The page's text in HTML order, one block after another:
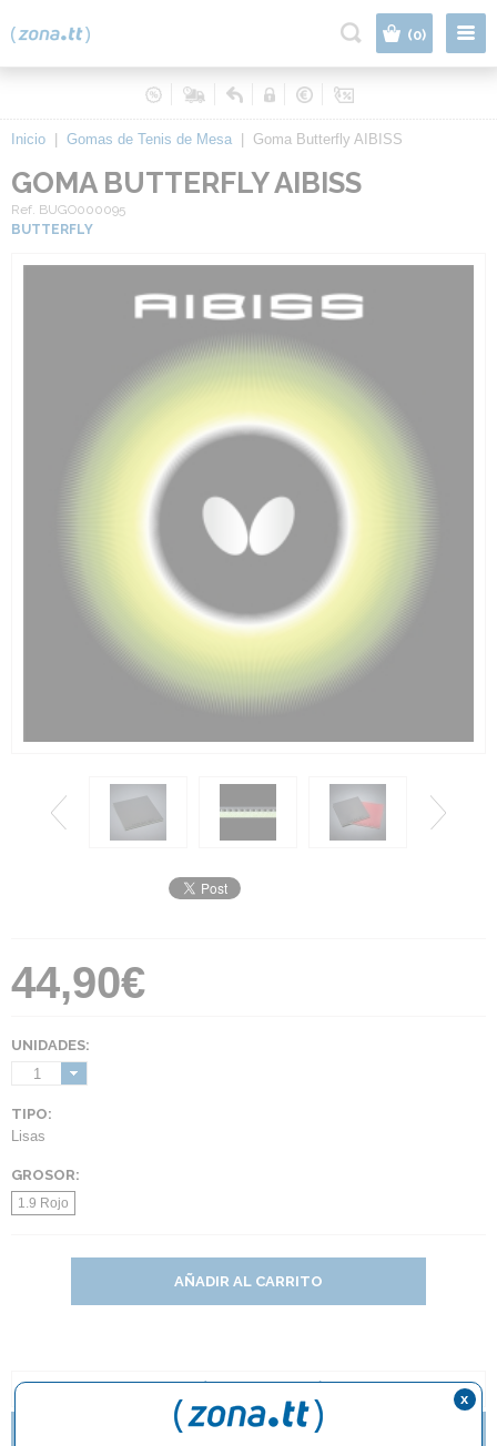
(0)
Inicio Gomas de Tenis de Mesa Goma Butterfly AIBISS
GOMA BUTTERFLY AIBISS
Ref. BUGO000095
BUTTERFLY
44,90€
UNIDADES:
1
TIPO:
Lisas
GROSOR:
1.9 Rojo
AÑADIR AL CARRITO
ZAPATILLAS BUTTERFLY LEZOLINE GROOVY YA
x